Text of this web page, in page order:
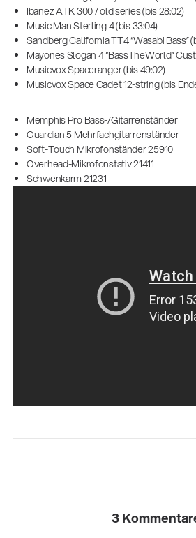
Ibanez ATK 300 / old series (bis 28:02)
Music Man Sterling 4 (bis 33:04)
Sandberg California TT4 “Wasabi Bass”
Mayones Slogan 4 “BassTheWorld”
Musicvox Spaceranger (bis 49:02)
Musicvox Space Cadet 12-string (bis
Memphis Pro Bass-/Gitarrenständer
Guardian 5 Mehrfachgitarrenständer
Soft-Touch Mikrofonständer 25910
Overhead-Mikrofonstativ 21411
Schwenkarm 21231
3